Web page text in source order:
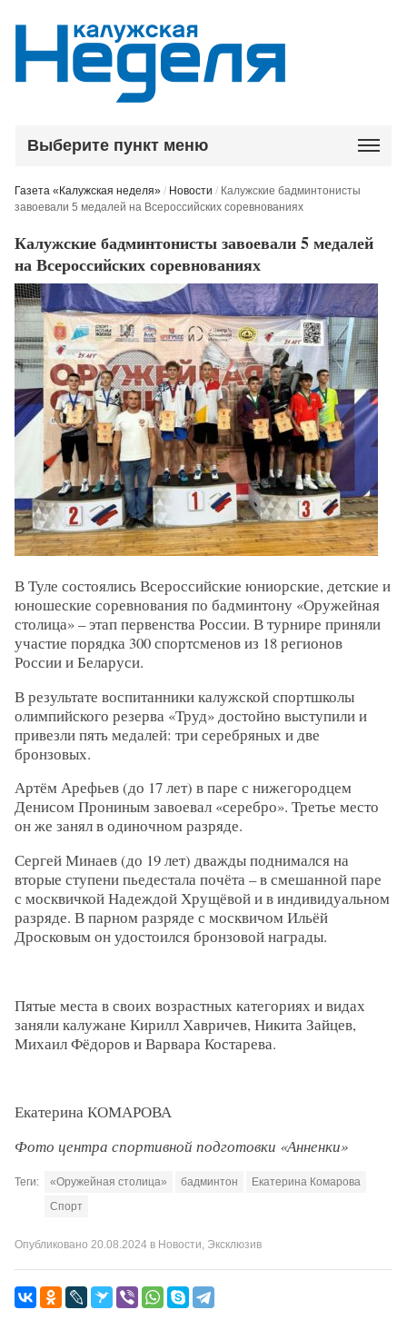
Выберите пункт меню
Газета «Калужская неделя» / Новости / Калужские бадминтонисты
завоевали 5 медалей на Всероссийских соревнованиях
Калужские бадминтонисты завоевали 5 медалей
на Всероссийских соревнованиях
В Туле состоялись Всероссийские юниорские, детские и
юношеские соревнования по бадминтону «Оружейная
столица» – этап первенства России. В турнире приняли
участие порядка 300 спортсменов из 18 регионов
России и Беларуси.
В результате воспитанники калужской спортшколы
олимпийского резерва «Труд» достойно выступили и
привезли пять медалей: три серебряных и две
бронзовых.
Артём Арефьев (до 17 лет) в паре с нижегородцем
Денисом Прониным завоевал «серебро». Третье место
он же занял в одиночном разряде.
Сергей Минаев (до 19 лет) дважды поднимался на
вторые ступени пьедестала почёта – в смешанной паре
с москвичкой Надеждой Хрущёвой и в индивидуальном
разряде. В парном разряде с москвичом Ильёй
Дросковым он удостоился бронзовой награды.
Пятые места в своих возрастных категориях и видах
заняли калужане Кирилл Хавричев, Никита Зайцев,
Михаил Фёдоров и Варвара Костарева.
Екатерина КОМАРОВА
Фото центра спортивной подготовки «Анненки»
Теги: «Оружейная столица» бадминтон
Екатерина Комарова
Спорт
Опубликовано 20.08.2024 в Новости, Эксклюзив